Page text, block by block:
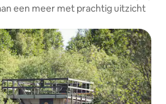
een meer met prachtig uitzicht